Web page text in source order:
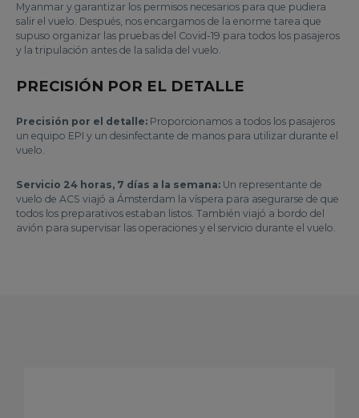
Myanmar y garantizar los permisos necesarios para que pudiera
salir el vuelo. Después, nos encargamos de la enorme tarea que
supuso organizar las pruebas del Covid-19 para todos los pasajeros
y la tripulación antes de la salida del vuelo.
PRECISIÓN POR EL DETALLE
Precisión por el detalle: Proporcionamos a todos los pasajeros
un equipo EPI y un desinfectante de manos para utilizar durante el
vuelo.
Servicio 24 horas, 7 días a la semana: Un representante de
vuelo de ACS viajó a Ámsterdam la víspera para asegurarse de que
todos los preparativos estaban listos. También viajó a bordo del
avión para supervisar las operaciones y el servicio durante el vuelo.